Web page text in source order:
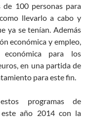
100 personas para
llevarlo a cabo y
ya se tenían. Además
económica y empleo,
para los
en una partida de
para este fin.
programas de
año 2014 con la